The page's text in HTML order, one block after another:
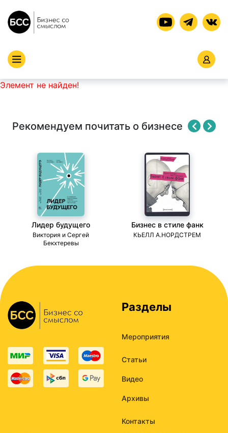
Элемент не найден!
Рекомендуем почитать о бизнесе
Лидер будущего
Виктория и Сергей
Бекхтеревы
Бизнес в стиле фанк
КЬЕЛЛ А.НОРДСТРЕМ
Разделы
Мероприятия
Статьи
Видео
Архивы
Контакты